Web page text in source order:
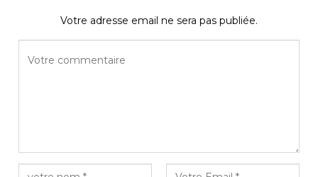
Votre adresse email ne sera pas publiée.